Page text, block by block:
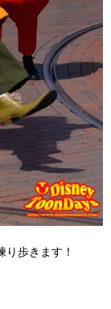
歩きます！